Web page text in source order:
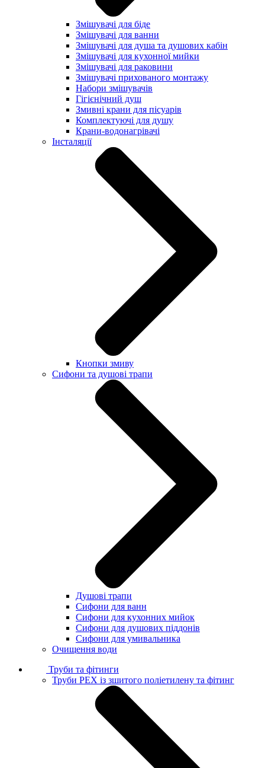
Змішувачі для біде
Змішувачі для ванни
Змішувачі для душа та душових кабін
Змішувачі для кухонної мийки
Змішувачі для раковини
Змішувачі прихованого монтажу
Набори змішувачів
Гігієнічний душ
Змивні крани для пісуарів
Комплектуючі для душу
Крани-водонагрівачі
Інсталяції
Кнопки змиву
Сифони та душові трапи
Душові трапи
Сифони для ванн
Сифони для кухонних мийок
Сифони для душових піддонів
Сифони для умивальника
Очищення води
Труби та фітинги
Труби PEX із зшитого поліетилену та фітинг